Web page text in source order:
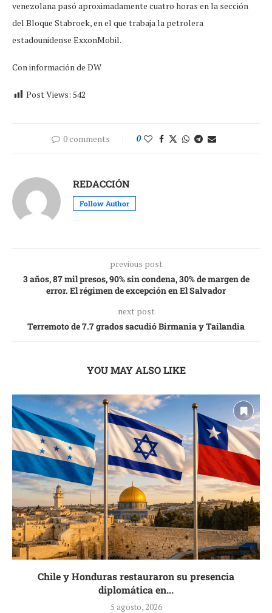
venezolana pasó aproximadamente cuatro horas en la sección
del Bloque Stabroek, en el que trabaja la petrolera
estadounidense ExxonMobil.
Con información de DW
Post Views: 542
0 comments 0
REDACCIÓN
Follow Author
previous post
3 años, 87 mil presos, 90% sin condena, 30% de margen de
error. El régimen de excepción en El Salvador
next post
Terremoto de 7.7 grados sacudió Birmania y Tailandia
YOU MAY ALSO LIKE
Chile y Honduras restauraron su presencia
diplomática en...
5 agosto, 2026